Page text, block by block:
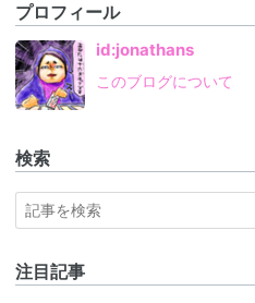
プロフィール
id:jonathans
このブログについて
検索
注目記事